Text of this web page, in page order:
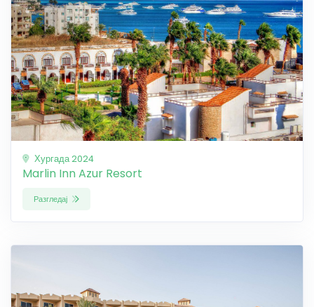
Хургада 2024
Marlin Inn Azur Resort
Разгледај